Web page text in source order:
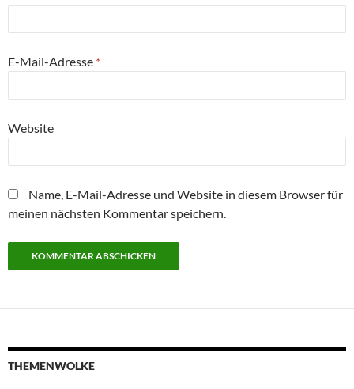
E-Mail-Adresse *
Website
Name, E-Mail-Adresse und Website in diesem Browser für
meinen nächsten Kommentar speichern.
THEMENWOLKE